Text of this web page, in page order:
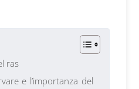
ras
e l’importanza del